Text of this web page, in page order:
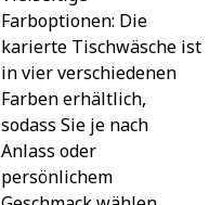
Farboptionen: Die
karierte Tischwäsche ist
in vier verschiedenen
Farben erhältlich,
sodass Sie je nach
Anlass oder
persönlichem